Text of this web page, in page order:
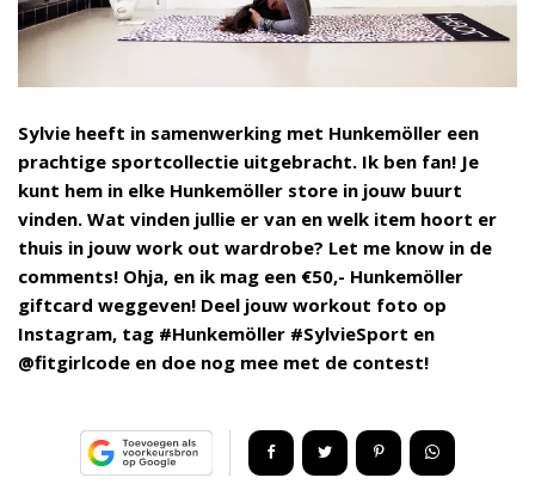
Sylvie heeft in samenwerking met Hunkemöller een
prachtige sportcollectie uitgebracht. Ik ben fan! Je
kunt hem in elke Hunkemöller store in jouw buurt
vinden. Wat vinden jullie er van en welk item hoort er
thuis in jouw work out wardrobe? Let me know in de
comments! Ohja, en ik mag een €50,- Hunkemöller
giftcard weggeven! Deel jouw workout foto op
Instagram, tag #Hunkemöller #SylvieSport en
@fitgirlcode en doe nog mee met de contest!